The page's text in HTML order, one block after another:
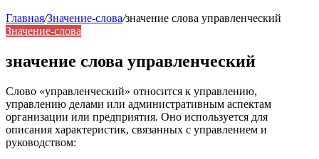
Главная/Значение-слова/значение слова управленческий
Значение-слова
значение слова управленческий
Слово «управленческий» относится к управлению,
управлению делами или административным аспектам
организации или предприятия. Оно используется для
описания характеристик, связанных с управлением и
руководством: